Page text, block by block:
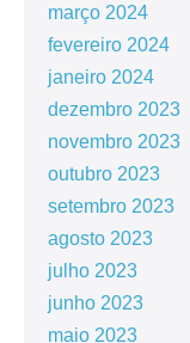
março 2024
fevereiro 2024
janeiro 2024
dezembro 2023
novembro 2023
outubro 2023
setembro 2023
agosto 2023
julho 2023
junho 2023
maio 2023